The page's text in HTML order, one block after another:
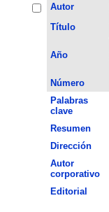
Autor
Título
Año
Número
Palabras
clave
Resumen
Dirección
Autor
corporativo
Editorial